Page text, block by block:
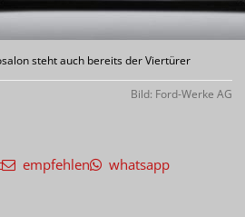
steht auch bereits der Viertürer
Bild: Ford-Werke AG
empfehlen whatsapp